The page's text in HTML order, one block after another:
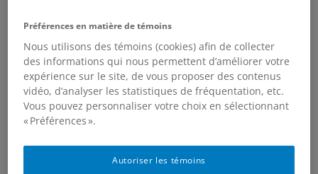
Préférences en matière de témoins
Nous utilisons des témoins (cookies) afin de collecter
des informations qui nous permettent d’améliorer votre
expérience sur le site, de vous proposer des contenus
vidéo, d’analyser les statistiques de fréquentation, etc.
Vous pouvez personnaliser votre choix en sélectionnant
« Préférences ».
Autoriser les témoins